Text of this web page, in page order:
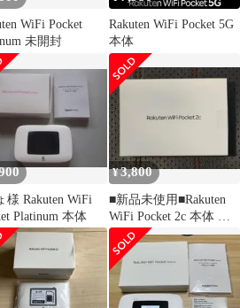
WiFi Pocket
未開封
Rakuten WiFi Pocket 5G
本体
様 Rakuten WiFi
Platinum 本体
¥3,800
■新品未使用■Rakuten
WiFi Pocket 2c 本体 ブ
ラック